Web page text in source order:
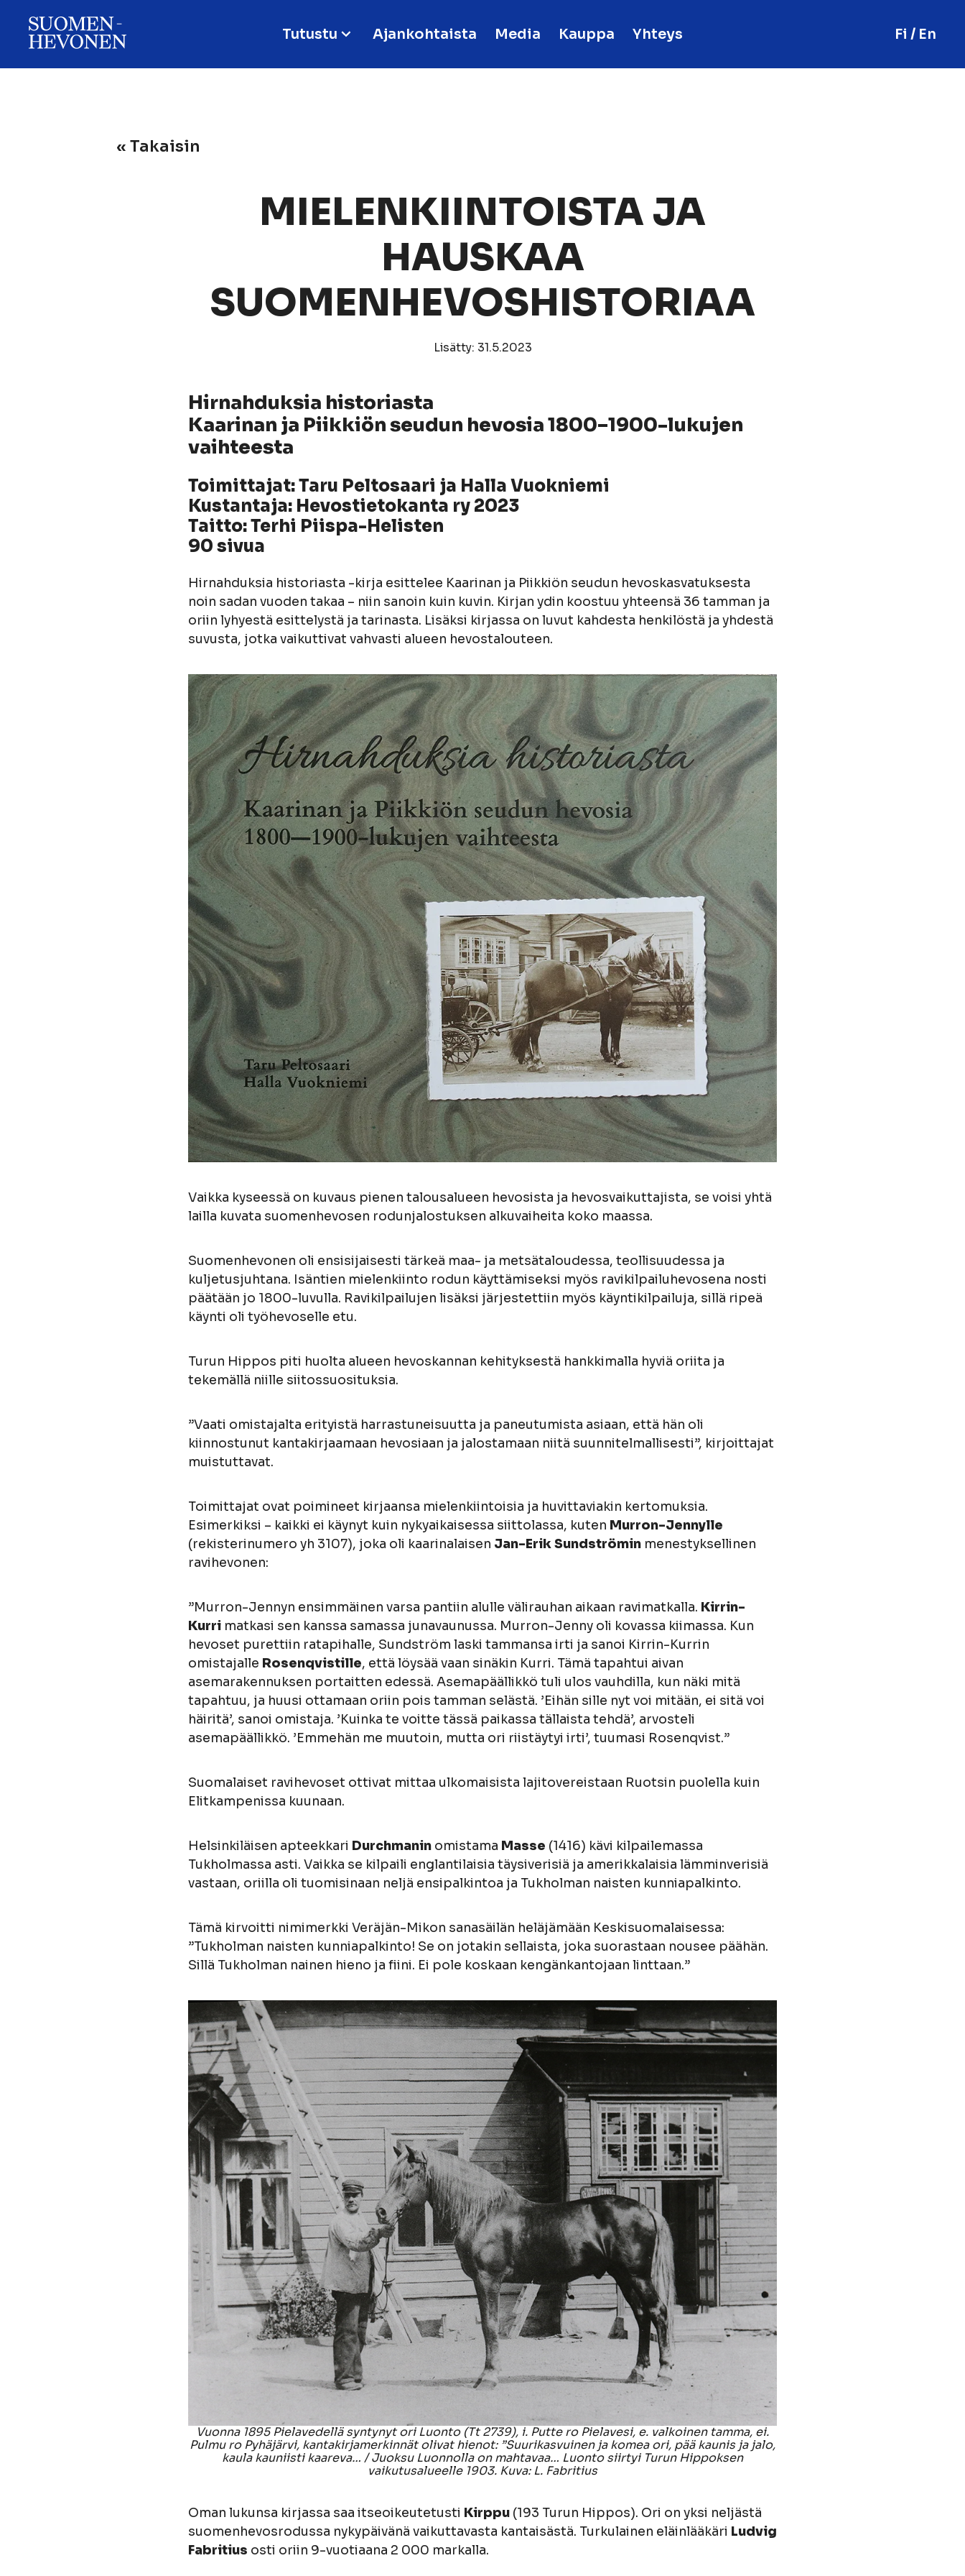
Tutustu Ajankohtaista Media Kauppa Yhteys Fi / En
« Takaisin
MIELENKIINTOISTA JA
HAUSKAA
SUOMENHEVOSHISTORIAA
Lisätty: 31.5.2023
Hirnahduksia historiasta
Kaarinan ja Piikkiön seudun hevosia 1800–1900-lukujen
vaihteesta
Toimittajat: Taru Peltosaari ja Halla Vuokniemi
Kustantaja: Hevostietokanta ry 2023
Taitto: Terhi Piispa-Helisten
90 sivua
Hirnahduksia historiasta -kirja esittelee Kaarinan ja Piikkiön seudun hevoskasvatuksesta
noin sadan vuoden takaa – niin sanoin kuin kuvin. Kirjan ydin koostuu yhteensä 36 tamman ja
oriin lyhyestä esittelystä ja tarinasta. Lisäksi kirjassa on luvut kahdesta henkilöstä ja yhdestä
suvusta, jotka vaikuttivat vahvasti alueen hevostalouteen.
Vaikka kyseessä on kuvaus pienen talousalueen hevosista ja hevosvaikuttajista, se voisi yhtä
lailla kuvata suomenhevosen rodunjalostuksen alkuvaiheita koko maassa.
Suomenhevonen oli ensisijaisesti tärkeä maa- ja metsätaloudessa, teollisuudessa ja
kuljetusjuhtana. Isäntien mielenkiinto rodun käyttämiseksi myös ravikilpailuhevosena nosti
päätään jo 1800-luvulla. Ravikilpailujen lisäksi järjestettiin myös käyntikilpailuja, sillä ripeä
käynti oli työhevoselle etu.
Turun Hippos piti huolta alueen hevoskannan kehityksestä hankkimalla hyviä oriita ja
tekemällä niille siitossuosituksia.
”Vaati omistajalta erityistä harrastuneisuutta ja paneutumista asiaan, että hän oli
kiinnostunut kantakirjaamaan hevosiaan ja jalostamaan niitä suunnitelmallisesti”, kirjoittajat
muistuttavat.
Toimittajat ovat poimineet kirjaansa mielenkiintoisia ja huvittaviakin kertomuksia.
Esimerkiksi – kaikki ei käynyt kuin nykyaikaisessa siittolassa, kuten Murron-Jennylle
(rekisterinumero yh 3107), joka oli kaarinalaisen Jan-Erik Sundströmin menestyksellinen
ravihevonen:
”Murron-Jennyn ensimmäinen varsa pantiin alulle välirauhan aikaan ravimatkalla. Kirrin-
Kurri matkasi sen kanssa samassa junavaunussa. Murron-Jenny oli kovassa kiimassa. Kun
hevoset purettiin ratapihalle, Sundström laski tammansa irti ja sanoi Kirrin-Kurrin
omistajalle Rosenqvistille, että löysää vaan sinäkin Kurri. Tämä tapahtui aivan
asemarakennuksen portaitten edessä. Asemapäällikkö tuli ulos vauhdilla, kun näki mitä
tapahtuu, ja huusi ottamaan oriin pois tamman selästä. ’Eihän sille nyt voi mitään, ei sitä voi
häiritä’, sanoi omistaja. ’Kuinka te voitte tässä paikassa tällaista tehdä’, arvosteli
asemapäällikkö. ’Emmehän me muutoin, mutta ori riistäytyi irti’, tuumasi Rosenqvist.”
Suomalaiset ravihevoset ottivat mittaa ulkomaisista lajitovereistaan Ruotsin puolella kuin
Elitkampenissa kuunaan.
Helsinkiläisen apteekkari Durchmanin omistama Masse (1416) kävi kilpailemassa
Tukholmassa asti. Vaikka se kilpaili englantilaisia täysiverisiä ja amerikkalaisia lämminverisiä
vastaan, oriilla oli tuomisinaan neljä ensipalkintoa ja Tukholman naisten kunniapalkinto.
Tämä kirvoitti nimimerkki Veräjän-Mikon sanasäilän heläjämään Keskisuomalaisessa:
”Tukholman naisten kunniapalkinto! Se on jotakin sellaista, joka suorastaan nousee päähän.
Sillä Tukholman nainen hieno ja fiini. Ei pole koskaan kengänkantojaan linttaan.”
Vuonna 1895 Pielavedellä syntynyt ori Luonto (Tt 2739), i. Putte ro Pielavesi, e. valkoinen tamma, ei.
Pulmu ro Pyhäjärvi, kantakirjamerkinnät olivat hienot: ”Suurikasvuinen ja komea ori, pää kaunis ja jalo,
kaula kauniisti kaareva… / Juoksu Luonnolla on mahtavaa… Luonto siirtyi Turun Hippoksen
vaikutusalueelle 1903. Kuva: L. Fabritius
Oman lukunsa kirjassa saa itseoikeutetusti Kirppu (193 Turun Hippos). Ori on yksi neljästä
suomenhevosrodussa nykypäivänä vaikuttavasta kantaisästä. Turkulainen eläinlääkäri Ludvig
Fabritius osti oriin 9-vuotiaana 2 000 markalla.